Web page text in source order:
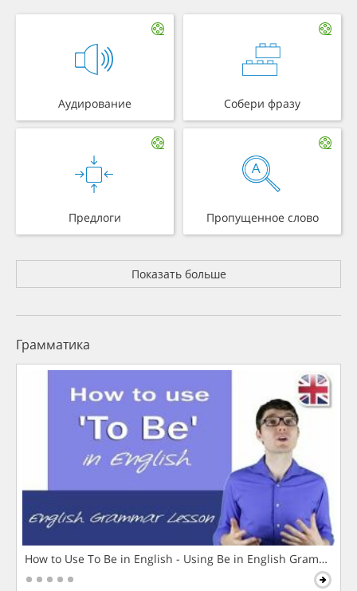
Аудирование Собери фразу
Предлоги Пропущенное слово
Показать больше
Грамматика
How to Use To Be in English - Using Be in English Grammar